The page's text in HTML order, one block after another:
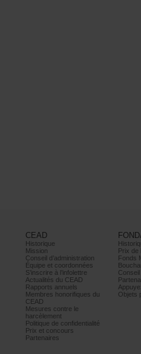
CEAD
Historique
Mission
Conseild’administration
Équipeetcoordonnées
S’inscrireàl’infolettre
ActualitésduCEAD
Rapportsannuels
Membreshonorifiquesdu
CEAD
Mesurescontrele
harcèlement
Politiquedeconfidentialité
Prixetconcours
Partenaires